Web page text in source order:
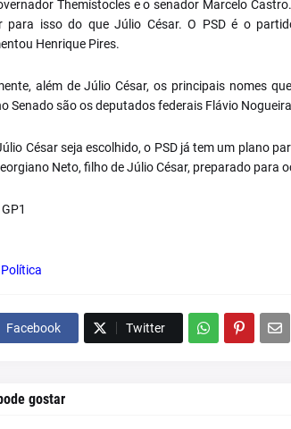
Themístocles e o senador Marcelo
para isso do que Júlio César. O PSD é o
Henrique Pires.
além de Júlio César, os principais nomes
Senado são os deputados federais Flávio
César seja escolhido, o PSD já tem um plano
Neto, filho de Júlio César, preparado para
Política
Facebook Twitter
gostar